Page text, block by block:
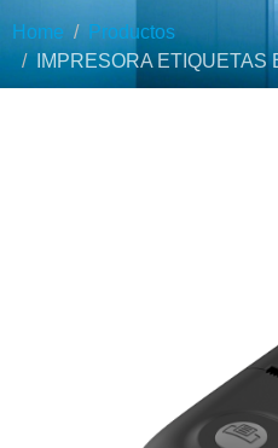
Home
Productos
IMPRESORA ETIQUETAS